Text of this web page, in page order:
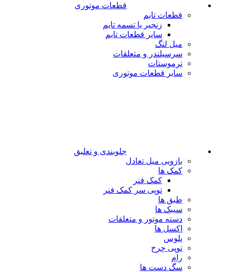
قطعات موتوری
قطعات تایم
زنجیر یا تسمه تایم
سایر قطعات تایم
میل لنگ
سرسیلندر و متعلقات
ترموستات
سایر قطعات موتوری
جلوبندی و تعلیق
بازویی میل تعادل
کمک ها
کمک فنر
توپی سر کمک فنر
طبق ها
سیبک ها
دسته موتور و متعلقات
اکسل ها
پلوس
توپی چرخ
رام
سگ دست ها